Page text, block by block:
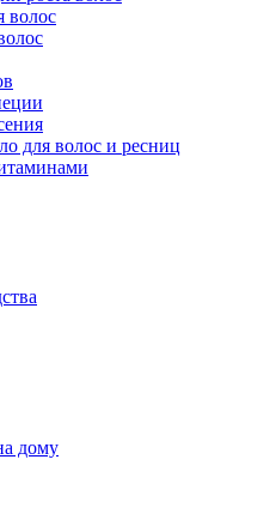
волос
для волос и ресниц
дому